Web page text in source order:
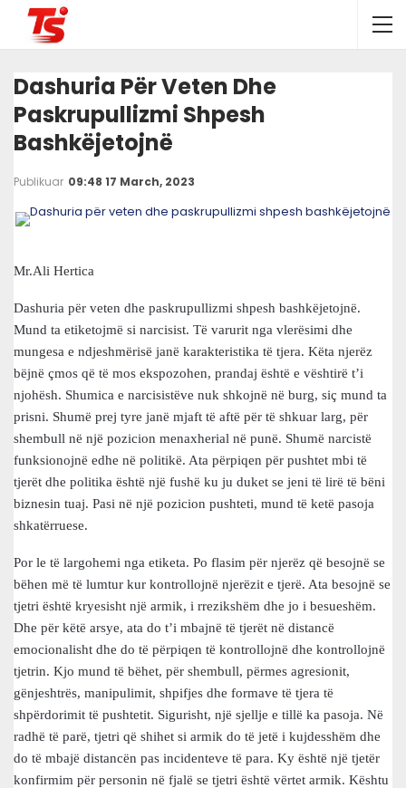
Dashuria Për Veten Dhe
Paskrupullizmi Shpesh
Bashkëjetojnë
Publikuar 09:48 17 March, 2023
Mr.Ali Hertica
Dashuria për veten dhe paskrupullizmi shpesh bashkëjetojnë.
Mund ta etiketojmë si narcisist. Të varurit nga vlerësimi dhe
mungesa e ndjeshmërisë janë karakteristika të tjera. Këta njerëz
bëjnë çmos që të mos ekspozohen, prandaj është e vështirë t’i
njohësh. Shumica e narcisistëve nuk shkojnë në burg, siç mund ta
prisni. Shumë prej tyre janë mjaft të aftë për të shkuar larg, për
shembull në një pozicion menaxherial në punë. Shumë narcistë
funksionojnë edhe në politikë. Ata përpiqen për pushtet mbi të
tjerët dhe politika është një fushë ku ju duket se jeni të lirë të bëni
biznesin tuaj. Pasi në një pozicion pushteti, mund të ketë pasoja
shkatërruese.
Por le të largohemi nga etiketa. Po flasim për njerëz që besojnë se
bëhen më të lumtur kur kontrollojnë njerëzit e tjerë. Ata besojnë se
tjetri është kryesisht një armik, i rrezikshëm dhe jo i besueshëm.
Dhe për këtë arsye, ata do t’i mbajnë të tjerët në distancë
emocionalisht dhe do të përpiqen të kontrollojnë dhe kontrollojnë
tjetrin. Kjo mund të bëhet, për shembull, përmes agresionit,
gënjeshtrës, manipulimit, shpifjes dhe formave të tjera të
shpërdorimit të pushtetit. Sigurisht, një sjellje e tillë ka pasoja. Në
radhë të parë, tjetri që shihet si armik do të jetë i kujdesshëm dhe
do të mbajë distancën pas incidenteve të para. Ky është një tjetër
konfirmim për personin në fjalë se tjetri është vërtet armik. Kështu